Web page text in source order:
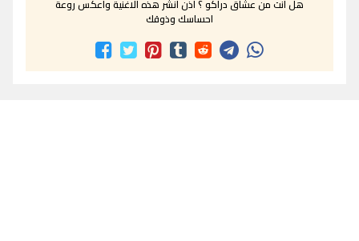
هل انت من عشاق دراكو ؟ اذن انشر هذه الاغنية واعكس روعة
احساسك وذوقك